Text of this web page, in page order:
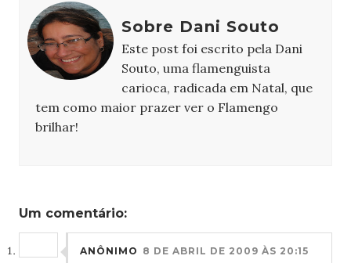
Sobre Dani Souto
Este post foi escrito pela Dani
Souto, uma flamenguista
carioca, radicada em Natal, que
tem como maior prazer ver o Flamengo
brilhar!
Um comentário:
ANÔNIMO 8 DE ABRIL DE 2009 ÀS 20:15